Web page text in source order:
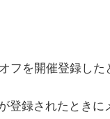
フを開催登録し
登録されたときに